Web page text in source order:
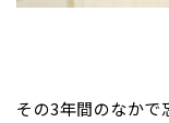
その3年間のなかで